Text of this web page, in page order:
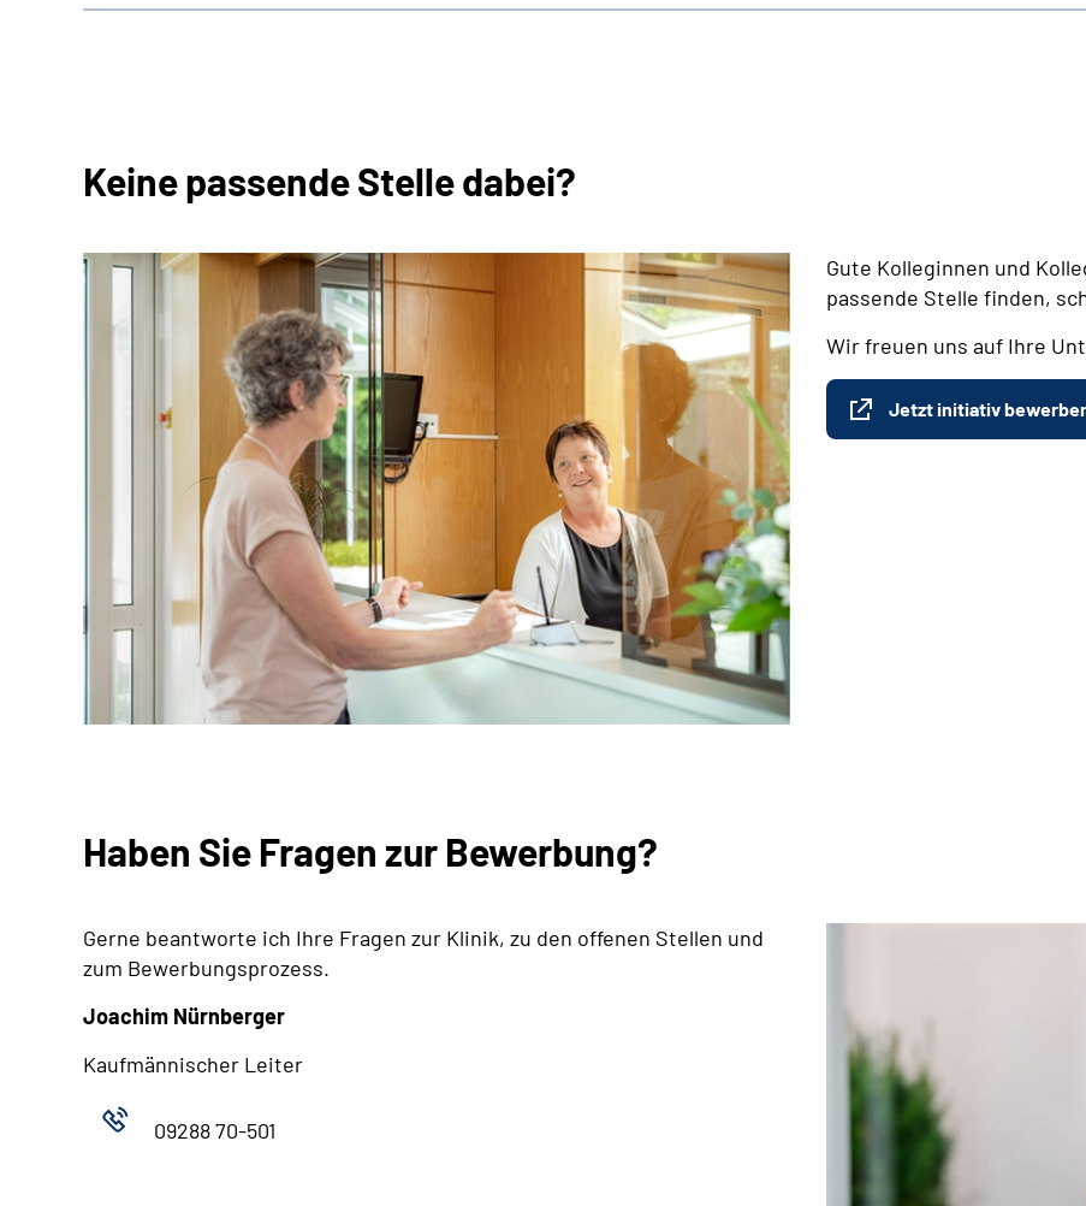
Keine passende Stelle dabei?
Gute Kolleginnen und
passende Stelle finden,
Wir freuen uns auf Ihre
Jetzt initiativ
Haben Sie Fragen zur Bewerbung?
Gerne beantworte ich Ihre Fragen zur Klinik, zu den offenen Stellen und
zum Bewerbungsprozess.
Joachim Nürnberger
Kaufmännischer Leiter
09288 70-501